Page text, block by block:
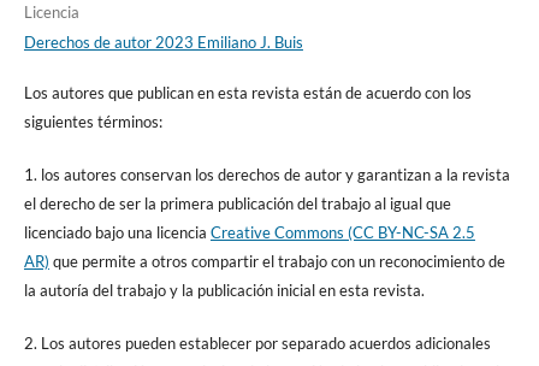
Licencia
Derechos de autor 2023 Emiliano J. Buis
Los autores que publican en esta revista están de acuerdo con los
siguientes términos:
1. los autores conservan los derechos de autor y garantizan a la revista
el derecho de ser la primera publicación del trabajo al igual que
licenciado bajo una licencia Creative Commons (CC BY-NC-SA 2.5
AR) que permite a otros compartir el trabajo con un reconocimiento de
la autoría del trabajo y la publicación inicial en esta revista.
2. Los autores pueden establecer por separado acuerdos adicionales